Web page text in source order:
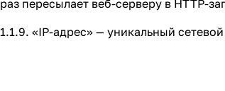
раз пересылает веб-серверу в HTTP-
1.1.9. «IP-адрес» — уникальный